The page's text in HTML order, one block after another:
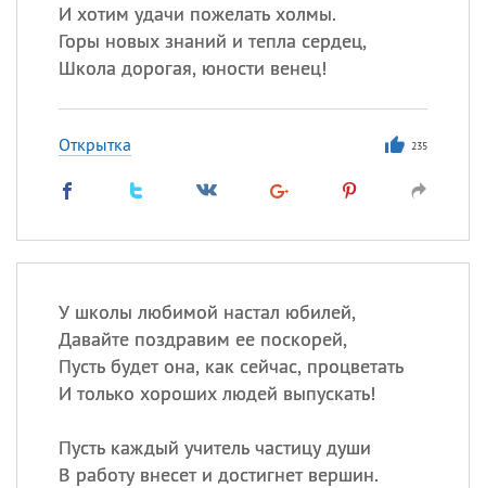
И хотим удачи пожелать холмы.
Горы новых знаний и тепла сердец,
Школа дорогая, юности венец!
Открытка 235
У школы любимой настал юбилей,
Давайте поздравим ее поскорей,
Пусть будет она, как сейчас, процветать
И только хороших людей выпускать!
Пусть каждый учитель частицу души
В работу внесет и достигнет вершин.